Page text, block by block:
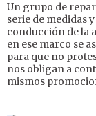
Un grupo de
serie de medidas
conducción de la
en ese marco se
para que no
nos obligan a
mismos